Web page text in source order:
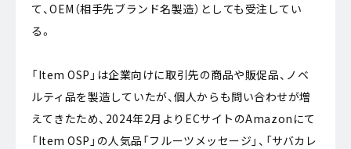
て、OEM（相手先ブランド名製造）としても受注してい
る。
「Item OSP」は企業向けに取引先の商品や販促品、ノベ
ルティ品を製造していたが、個人からも問い合わせが増
えてきたため、2024年2月よりECサイトのAmazonにて
「Item OSP」の人気品「フルーツメッセージ」、「サバカレ